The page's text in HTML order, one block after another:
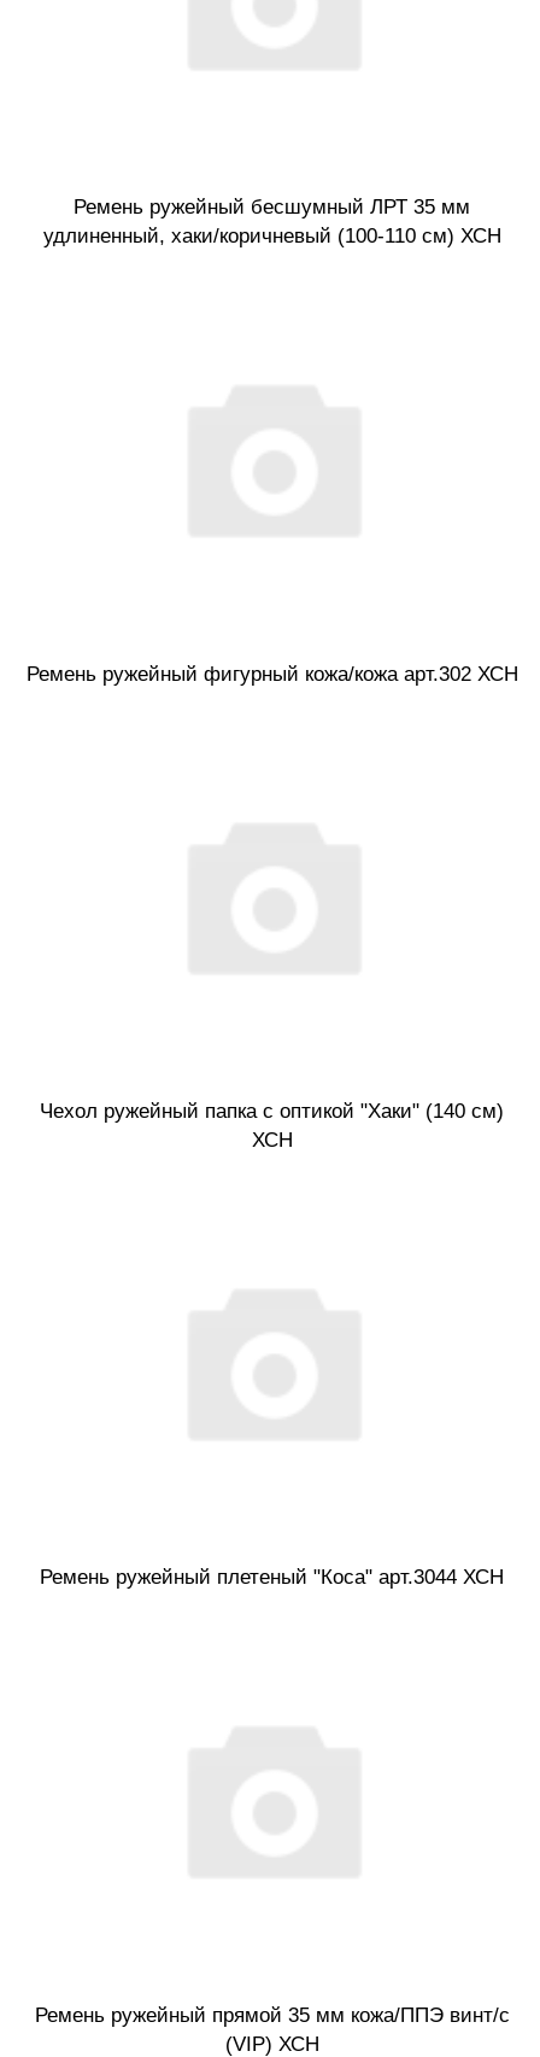
Ремень ружейный бесшумный ЛРТ 35 мм
удлиненный, хаки/коричневый (100-110 см) ХСН
Ремень ружейный фигурный кожа/кожа арт.302 ХСН
Чехол ружейный папка с оптикой "Хаки" (140 см)
ХСН
Ремень ружейный плетеный "Коса" арт.3044 ХСН
Ремень ружейный прямой 35 мм кожа/ППЭ винт/с
(VIP) ХСН